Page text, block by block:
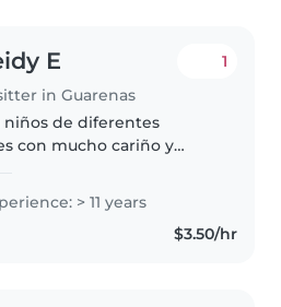
E
in Guarenas
1
niños de diferentes
con mucho cariño y
integral, tengo 11 años
como niñera. Me
> 11 years
$3.50/hr